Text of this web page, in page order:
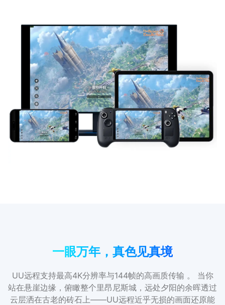
一眼万年，真色见真境
UU远程支持最高4K分辨率与144帧的高画质传输 。 当你
站在悬崖边缘，俯瞰整个里昂尼斯城，远处夕阳的余晖透过
云层洒在古老的砖石上——UU远程近乎无损的画面还原能